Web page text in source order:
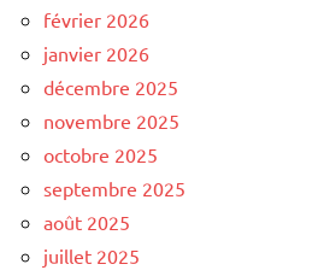
février 2026
janvier 2026
décembre 2025
novembre 2025
octobre 2025
septembre 2025
août 2025
juillet 2025